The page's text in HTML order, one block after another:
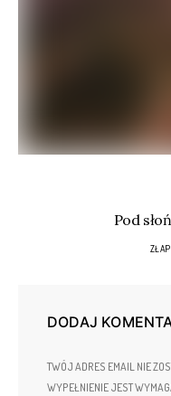
Pod
DODAJ
TWÓJ ADRES EMAIL NIE
WYPEŁNIENIE JEST